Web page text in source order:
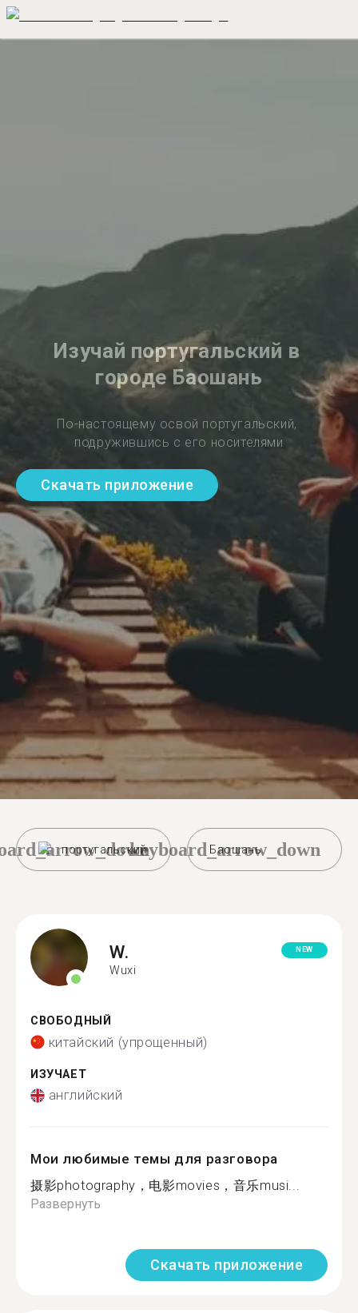
Изучай португальский в
городе Баошань
По-настоящему освой португальский,
подружившись с его носителями
Скачать приложение
португальский Баошань
keyboard_arrow_down
W.
Wuxi
NEW
СВОБОДНЫЙ
китайский (упрощенный)
ИЗУЧАЕТ
английский
Мои любимые темы для разговора
摄影photography，电影movies，音乐musi...
Развернуть
Скачать приложение